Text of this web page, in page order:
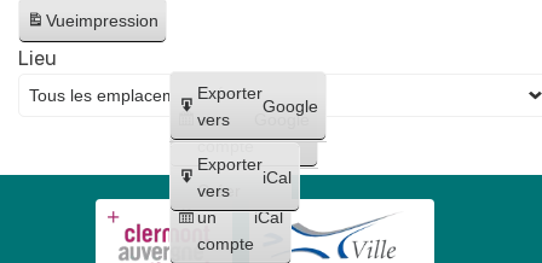
échanger
sur
déplacements
🇫🇷
Vueimpression
Créer
un
compte
Google
Créer
un
compte
iCal
Exporter
vers
Google
Exporter
vers
iCal
Lieu